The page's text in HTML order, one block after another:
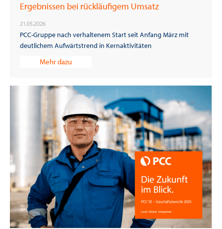
Ergebnissen bei rückläufigem Umsatz
21.05.2026
PCC-Gruppe nach verhaltenem Start seit Anfang März mit
deutlichem Aufwärtstrend in Kernaktivitäten
Mehr dazu